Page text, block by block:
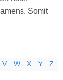
Somit
V W X Y Z